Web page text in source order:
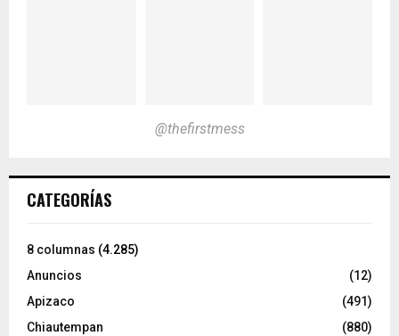
@thefirstmess
CATEGORÍAS
8 columnas (4.285)
Anuncios
(12)
Apizaco
(491)
Chiautempan
(880)